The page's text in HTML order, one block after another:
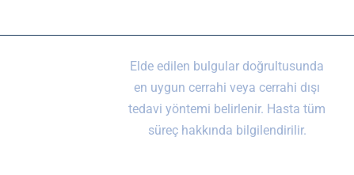
Elde edilen bulgular doğrultusunda
en uygun cerrahi veya cerrahi dışı
tedavi yöntemi belirlenir. Hasta tüm
süreç hakkında bilgilendirilir.